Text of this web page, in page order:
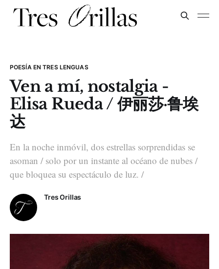
POESÍA EN TRES LENGUAS
Ven a mí, nostalgia -
Elisa Rueda / 伊丽莎·鲁埃
达
En la noche inmóvil, dos estrellas sorprendidas se
asoman / solo por un instante al océano de nubes /
que bloquea su espectáculo de luz. /
Tres Orillas